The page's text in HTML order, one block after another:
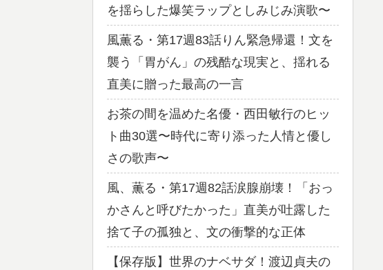
を揺らした爆笑ラップとしみじみ演歌〜
風薫る・第17週83話りん緊急帰還！文を
襲う「胃がん」の残酷な現実と、揺れる
直美に贈った最高の一言
お茶の間を温めた名優・西田敏行のヒッ
ト曲30選〜時代に寄り添った人情と優し
さの歌声〜
風、薫る・第17週82話涙腺崩壊！「おっ
かさんと呼びたかった」直美が吐露した
捨て子の孤独と、文の衝撃的な正体
【保存版】世界のナベサダ！渡辺貞夫の